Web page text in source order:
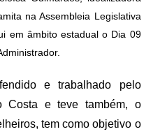
na Assembleia Legislativa
em âmbito estadual o Dia 09
e trabalhado pelo
Costa e teve também, o
tem como objetivo o